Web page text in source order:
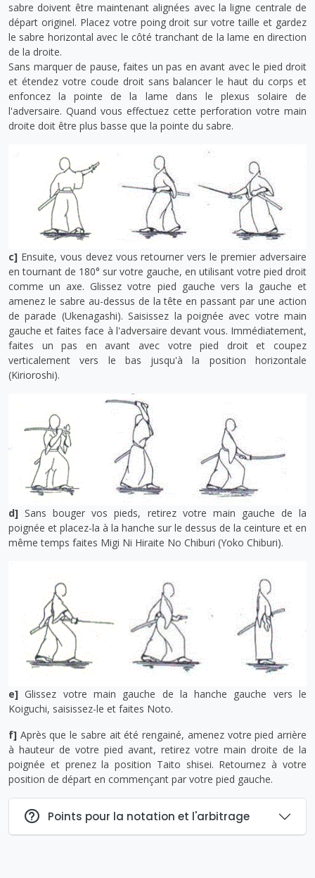
sabre doivent être maintenant alignées avec la ligne centrale de
départ originel. Placez votre poing droit sur votre taille et gardez
le sabre horizontal avec le côté tranchant de la lame en direction
de la droite.
Sans marquer de pause, faites un pas en avant avec le pied droit
et étendez votre coude droit sans balancer le haut du corps et
enfoncez la pointe de la lame dans le plexus solaire de
l'adversaire. Quand vous effectuez cette perforation votre main
droite doit être plus basse que la pointe du sabre.
c] Ensuite, vous devez vous retourner vers le premier adversaire
en tournant de 180° sur votre gauche, en utilisant votre pied droit
comme un axe. Glissez votre pied gauche vers la gauche et
amenez le sabre au-dessus de la tête en passant par une action
de parade (Ukenagashi). Saisissez la poignée avec votre main
gauche et faites face à l'adversaire devant vous. Immédiatement,
faites un pas en avant avec votre pied droit et coupez
verticalement vers le bas jusqu'à la position horizontale
(Kirioroshi).
d] Sans bouger vos pieds, retirez votre main gauche de la
poignée et placez-la à la hanche sur le dessus de la ceinture et en
même temps faites Migi Ni Hiraite No Chiburi (Yoko Chiburi).
e] Glissez votre main gauche de la hanche gauche vers le
Koiguchi, saisissez-le et faites Noto.
f] Après que le sabre ait été rengainé, amenez votre pied arrière
à hauteur de votre pied avant, retirez votre main droite de la
poignée et prenez la position Taito shisei. Retournez à votre
position de départ en commençant par votre pied gauche.
Points pour la notation et l'arbitrage